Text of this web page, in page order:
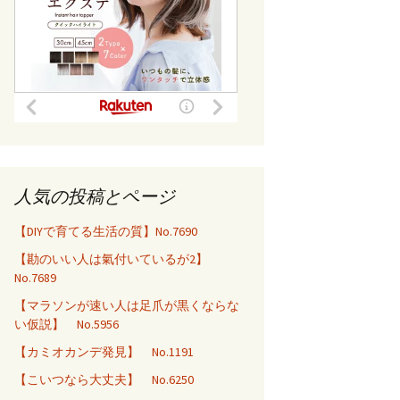
人気の投稿とページ
【DIYで育てる生活の質】No.7690
【勘のいい人は氣付いているが2】
No.7689
【マラソンが速い人は足爪が黒くならな
い仮説】 No.5956
【カミオカンデ発見】 No.1191
【こいつなら大丈夫】 No.6250